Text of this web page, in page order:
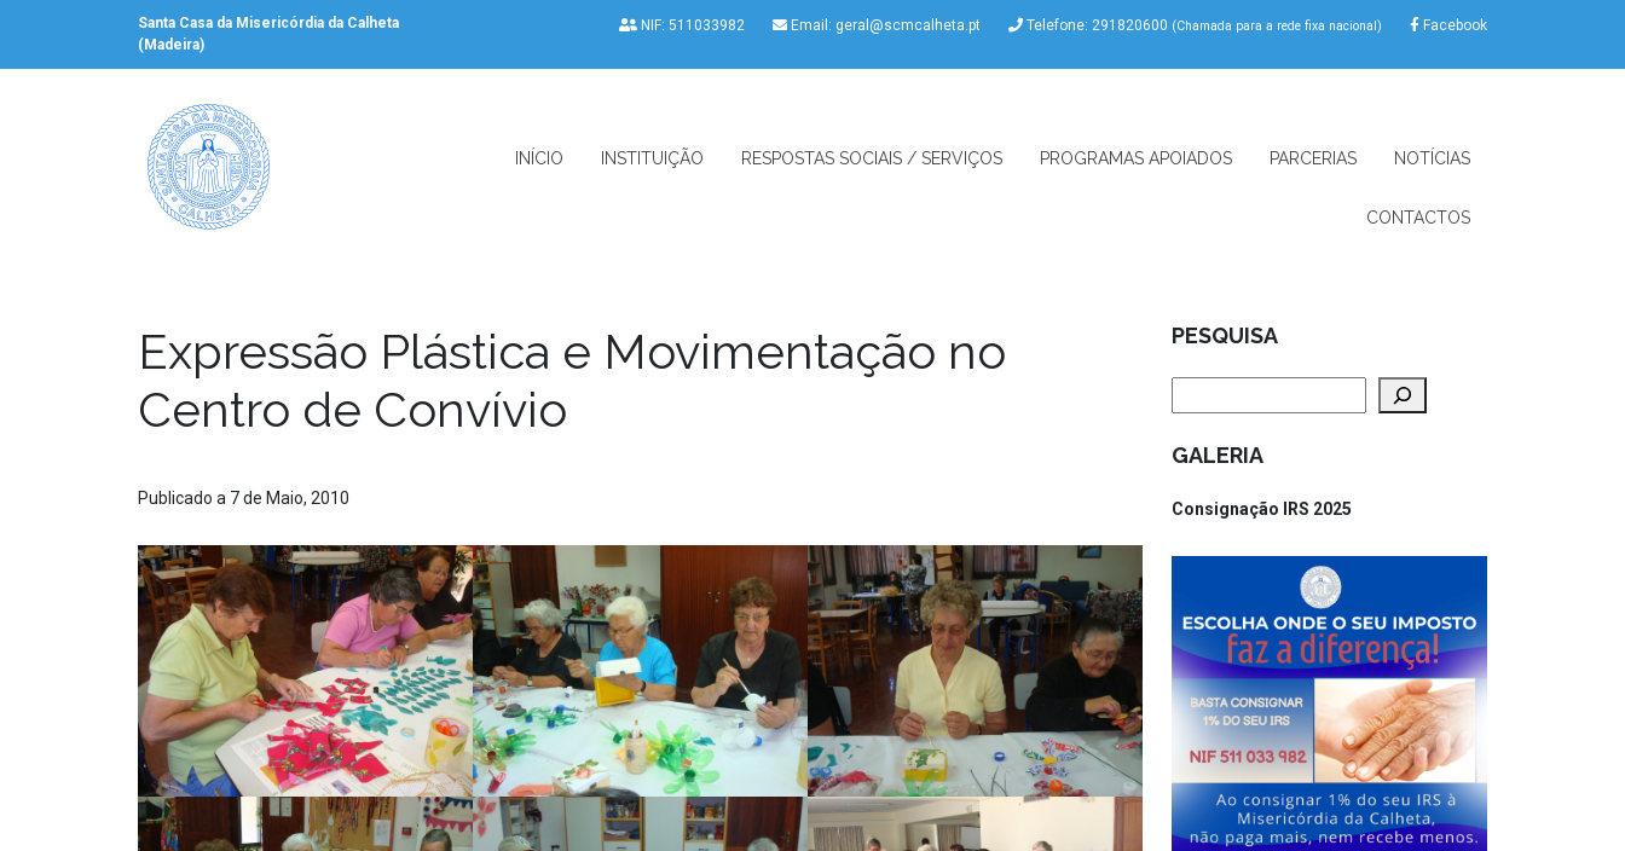
Santa Casa da Misericórdia da Calheta
(Madeira)
NIF: 511033982 Email: geral@scmcalheta.pt Telefone: 291820600 (Chamada para a rede fixa nacional) Facebook
INÍCIO INSTITUIÇÃO RESPOSTAS SOCIAIS / SERVIÇOS PROGRAMAS APOIADOS PARCERIAS NOTÍCIAS
CONTACTOS
Expressão Plástica e Movimentação no
Centro de Convívio
Publicado a 7 de Maio, 2010
PESQUISA
GALERIA
Consignação IRS 2025